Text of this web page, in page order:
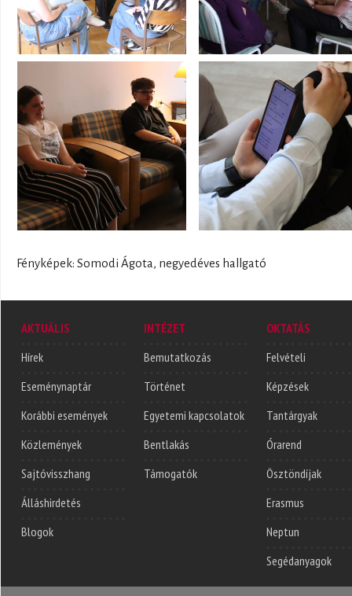
Fényképek: Somodi Ágota, negyedéves hallgató
AKTUÁLIS
Hírek
Eseménynaptár
Korábbi események
Közlemények
Sajtóvisszhang
Álláshirdetés
Blogok
INTÉZET
Bemutatkozás
Történet
Egyetemi kapcsolatok
Bentlakás
Támogatók
OKTATÁS
Felvételi
Képzések
Tantárgyak
Órarend
Ösztöndíjak
Erasmus
Neptun
Segédanyagok